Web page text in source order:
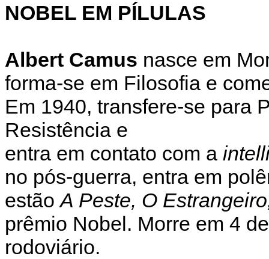
NOBEL EM PÍLULAS
Albert Camus nasce em
forma-se em Filosofia e
Em 1940, transfere-se para
Resistência e
entra em contato com a
no pós-guerra, entra em
estãoA Peste, O
prêmio Nobel. Morre em 4
rodoviário.